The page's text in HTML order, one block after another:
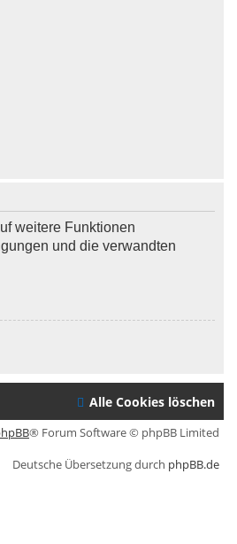
weitere Funktionen
und die verwandten
Alle Cookies löschen
® Forum Software © phpBB Limited
Deutsche Übersetzung durch phpBB.de